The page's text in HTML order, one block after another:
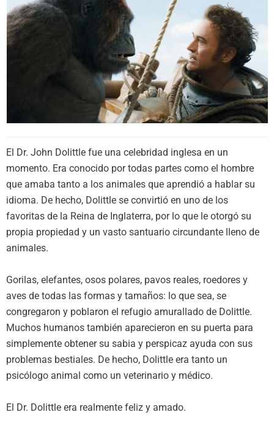
El Dr. John Dolittle fue una celebridad inglesa en un
momento. Era conocido por todas partes como el hombre
que amaba tanto a los animales que aprendió a hablar su
idioma. De hecho, Dolittle se convirtió en uno de los
favoritas de la Reina de Inglaterra, por lo que le otorgó su
propia propiedad y un vasto santuario circundante lleno de
animales.
Gorilas, elefantes, osos polares, pavos reales, roedores y
aves de todas las formas y tamaños: lo que sea, se
congregaron y poblaron el refugio amurallado de Dolittle.
Muchos humanos también aparecieron en su puerta para
simplemente obtener su sabia y perspicaz ayuda con sus
problemas bestiales. De hecho, Dolittle era tanto un
psicólogo animal como un veterinario y médico.
El Dr. Dolittle era realmente feliz y amado.